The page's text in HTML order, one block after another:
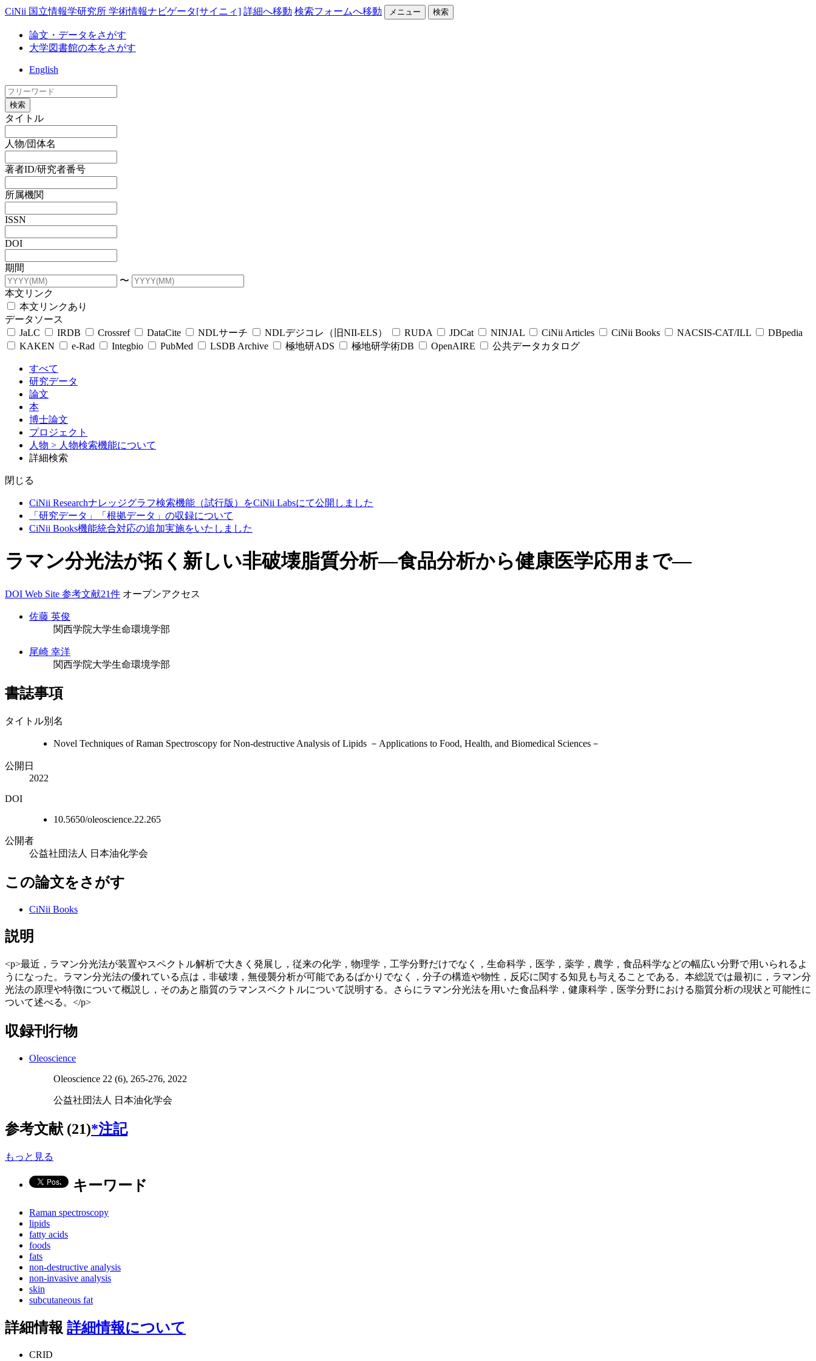
CiNii 国立情報学研究所 学術情報ナビゲータ[サイニィ] 詳細へ移動 検索フォームへ移動 メニュー 検索
論文・データをさがす
大学図書館の本をさがす
English
検索
タイトル
人物/団体名
著者ID/研究者番号
所属機関
ISSN
DOI
期間
〜
本文リンク
本文リンクあり
データソース
JaLC
IRDB Crossref DataCite NDLサーチ NDLデジコレ（旧NII-ELS） RUDA JDCat NINJAL CiNii Articles CiNii Books NACSIS-CAT/ILL
DBpedia
KAKEN
e-Rad Integbio PubMed LSDB Archive 極地研ADS 極地研学術DB OpenAIRE 公共データカタログ
すべて
研究データ
論文
本
博士論文
プロジェクト
人物 > 人物検索機能について
詳細検索
閉じる
CiNii Researchナレッジグラフ検索機能（試行版）をCiNii Labsにて公開しました
「研究データ」「根拠データ」の収録について
CiNii Books機能統合対応の追加実施をいたしました
ラマン分光法が拓く新しい非破壊脂質分析―食品分析から健康医学応用まで―
DOI Web Site 参考文献21件 オープンアクセス
佐藤 英俊
関西学院大学生命環境学部
尾崎 幸洋
関西学院大学生命環境学部
書誌事項
タイトル別名
Novel Techniques of Raman Spectroscopy for Non-destructive Analysis of Lipids －Applications to Food, Health, and Biomedical Sciences－
公開日
2022
DOI
10.5650/oleoscience.22.265
公開者
公益社団法人 日本油化学会
この論文をさがす
CiNii Books
説明
<p>最近，ラマン分光法が装置やスペクトル解析で大きく発展し，従来の化学，物理学，工学分野だけでなく，生命科学，医学，薬学，農学，食品科学などの幅広い分野で用いられるよ
うになった。ラマン分光法の優れている点は，非破壊，無侵襲分析が可能であるばかりでなく，分子の構造や物性，反応に関する知見も与えることである。本総説では最初に，ラマン分
光法の原理や特徴について概説し，そのあと脂質のラマンスペクトルについて説明する。さらにラマン分光法を用いた食品科学，健康科学，医学分野における脂質分析の現状と可能性に
ついて述べる。</p>
収録刊行物
Oleoscience
Oleoscience 22 (6), 265-276, 2022
公益社団法人 日本油化学会
参考文献 (21)*注記
もっと見る
キーワード
Raman spectroscopy
lipids
fatty acids
foods
fats
non-destructive analysis
non-invasive analysis
skin
subcutaneous fat
詳細情報 詳細情報について
CRID